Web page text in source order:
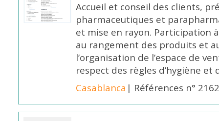
Accueil et conseil des clients,
pharmaceutiques et
et mise en rayon. Participation
au rangement des produits et
l’organisation de l’espace de
respect des règles d’hygiène et
Casablanca | Références n°